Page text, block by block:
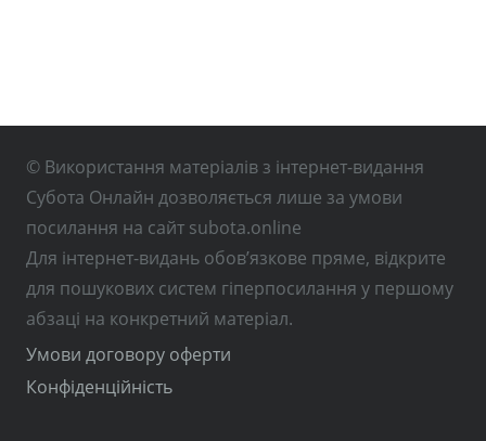
© Використання матеріалів з інтернет-видання
Субота Онлайн дозволяється лише за умови
посилання на сайт subota.online
Для інтернет-видань обов’язкове пряме, відкрите
для пошукових систем гіперпосилання у першому
абзаці на конкретний матеріал.
Умови договору оферти
Конфіденційність